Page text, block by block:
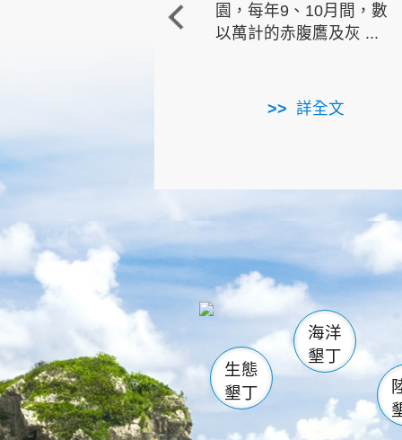
園，每年9、10月間，數
以萬計的赤腹鷹及灰 ...
詳全文
龜山 海生館
恆春
龍鑾潭自
瓊麻館
關山
白砂
生態
墾丁
海洋
墾丁